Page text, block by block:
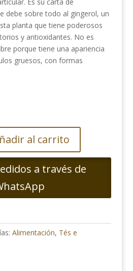
debe sobre todo al gingerol, un
planta que tiene poderosos
y antioxidantes. No es
porque tiene una apariencia
gruesos, con formas
al carrito
a través de
Alimentación, Tés e